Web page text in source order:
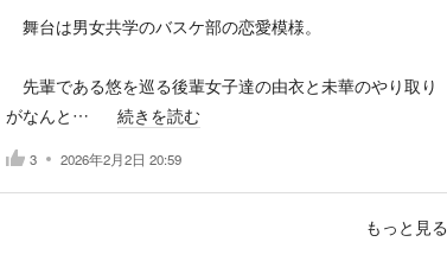
舞台は男女共学のバスケ部の恋愛模様。
先輩である悠を巡る後輩女子達の由衣と未華のやり取り
がなんと…
続きを読む
3 2026年2月2日 20:59
もっと見る